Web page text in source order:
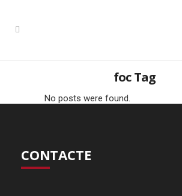
foc Tag
No posts were found.
CONTACTE